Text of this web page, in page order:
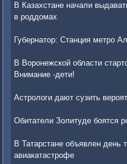
В Казахстане начали
в роддомах
Губернатор: Станция метро
В Воронежской области
Внимание -дети!
Астрологи дают сузить
Обитатели Золитуде боятся
В Татарстане объявлен день
авиакатастрофе